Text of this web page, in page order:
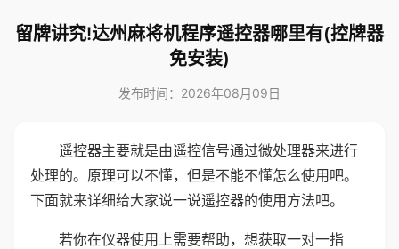
留牌讲究!达州麻将机程序遥控器哪里有(控牌器
免安装)
发布时间：2026年08月09日
遥控器主要就是由遥控信号通过微处理器来进行
处理的。原理可以不懂，但是不能不懂怎么使用吧。
下面就来详细给大家说一说遥控器的使用方法吧。
若你在仪器使用上需要帮助，想获取一对一指